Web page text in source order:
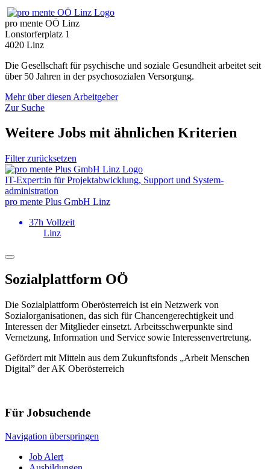
pro mente OÖ Linz
Lonstorferplatz 1
4020 Linz
Die Gesellschaft für psychische und soziale Gesundheit arbeitet seit
über 50 Jahren in der psychosozialen Versorgung.
Mehr über diesen Arbeitgeber
Zur Suche
Weitere Jobs mit ähnlichen Kriterien
Filter zurücksetzen
IT-Expert:in für Projektabwicklung, Support und System­
administration
pro mente Plus GmbH Linz
37h Vollzeit
Linz
Sozialplattform OÖ
Die Sozialplattform Oberösterreich ist ein Netzwerk von
Sozialorganisationen, das sich für Chancengerechtigkeit und
Interessen der Mitglieder einsetzt. Arbeitsschwerpunkte sind
Vernetzung, Information und Service sowie Interessenvertretung.
Gefördert mit Mitteln aus dem Zukunftsfonds „Arbeit Menschen
Digital” der AK Oberösterreich
Für Jobsuchende
Navigation überspringen
Job Alert